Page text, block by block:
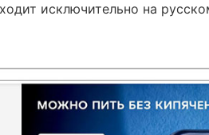
исключительно на